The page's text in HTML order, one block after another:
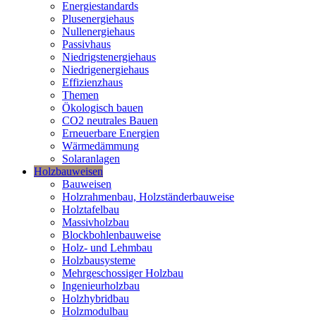
Energiestandards
Plusenergiehaus
Nullenergiehaus
Passivhaus
Niedrigstenergiehaus
Niedrigenergiehaus
Effizienzhaus
Themen
Ökologisch bauen
CO2 neutrales Bauen
Erneuerbare Energien
Wärmedämmung
Solaranlagen
Holzbauweisen
Bauweisen
Holzrahmenbau, Holzständerbauweise
Holztafelbau
Massivholzbau
Blockbohlenbauweise
Holz- und Lehmbau
Holzbausysteme
Mehrgeschossiger Holzbau
Ingenieurholzbau
Holzhybridbau
Holzmodulbau